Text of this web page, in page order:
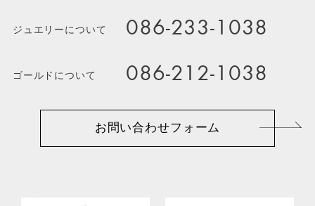
ジュエリーについて 086-233-1038
ゴールドについて 086-212-1038
お問い合わせフォーム